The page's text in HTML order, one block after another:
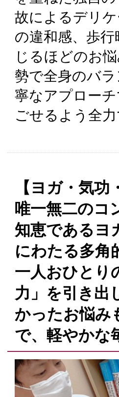
故によるデリ
の違和感、歩
じるほどのお
勢で全身のバ
寧なアプロー
ごせるよう全
【ヨガ・気
唯一無二のコ
知恵であるヨ
にわたる多角
一人おひとり
力」を引き出
かったお悩み
で、軽やかな